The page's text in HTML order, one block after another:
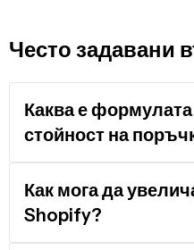
Често задавани
Каква е формулата
стойност на
Как мога да
Shopify?